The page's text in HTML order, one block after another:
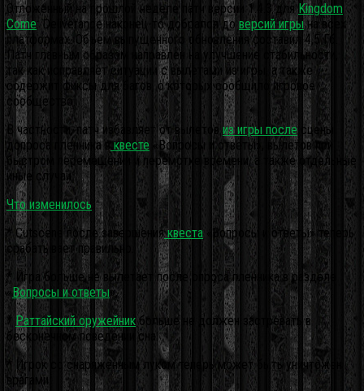
Отложенный на прошлой неделе патч версии 1.4.3 дляKingdom
Come : Deliverance наконец-то добрался до версий игрына всех
платформах. Объем выпущенного обновления составил 4,5 Гб.
Патч главным образом направлен на улучшение стабильности,
так как исправляет ситуации с вылетами из игры, а также
содержит фиксы для багов, о которых сообщило игровое
сообщество.
В частности, патч избавляет от вылетов из игры после сцены
допроса пленника вквесте «Вопросы и ответы», вылетов при
быстром перемещении и перемотке времени, а также отдельные
иные случаи.
Что изменилось
* Cutscene после завершенияквеста «Вопросы и ответы» теперь
срабатывает правильно.
* Игра больше не вылетает после опроса пленника в разделе
« Вопросы и ответы»,
* Раттайский оружейник больше не должен застревать в
бесконечном поведении сна.
* Игрок со снаряженным луком теперь может быть уничтожен
врагами.